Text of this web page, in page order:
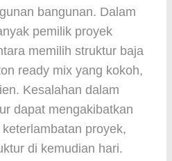
bangunan. Dalam
pemilik proyek
memilih struktur baja
ready mix yang kokoh,
Kesalahan dalam
dapat mengakibatkan
proyek,
di kemudian hari.